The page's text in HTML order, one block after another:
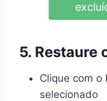
5. Restaure
Clique com
selecionado